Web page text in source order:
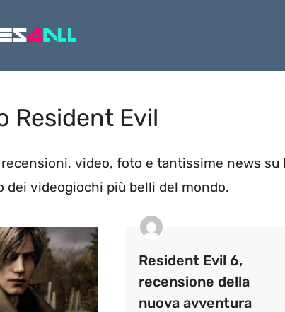
Resident Evil
video, foto e tantissime news su
dei videogiochi più belli del mondo.
Resident Evil 6,
recensione della
nuova avventura